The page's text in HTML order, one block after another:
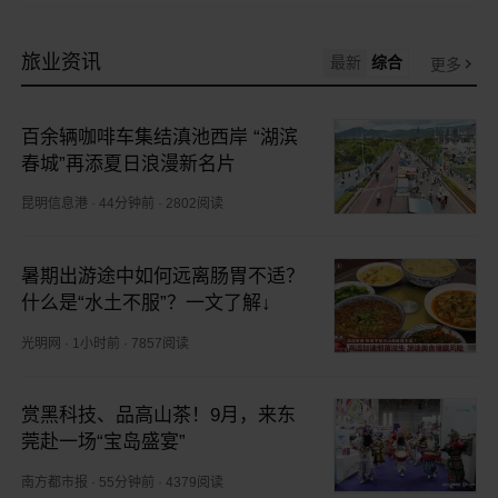
旅业资讯 最新 综合 更多
百余辆咖啡车集结滇池西岸 “湖滨
春城”再添夏日浪漫新名片
昆明信息港 44分钟前 2802阅读
暑期出游途中如何远离肠胃不适？
什么是“水土不服”？一文了解↓
光明网 1小时前 7857阅读
赏黑科技、品高山茶！9月，来东
莞赴一场“宝岛盛宴”
南方都市报 55分钟前 4379阅读